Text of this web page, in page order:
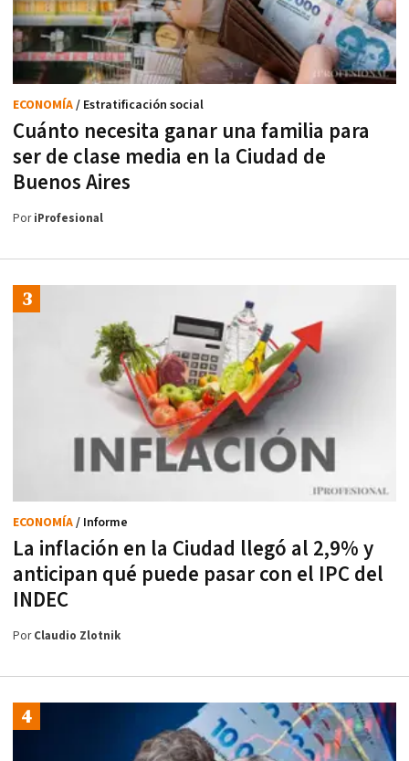
Cuánto necesita ganar una familia para
ser de clase media en la Ciudad de
Buenos Aires
ECONOMÍA/ Estratificación social
PoriProfesional
La inflación en la Ciudad llegó al 2,9% y
anticipan qué puede pasar con el IPC del
INDEC
ECONOMÍA/ Informe
PorClaudio Zlotnik